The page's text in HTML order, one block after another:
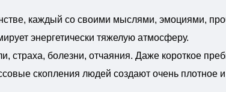
каждый со своими мыслями, эмоциями,
энергетически тяжелую атмосферу.
страха, болезни, отчаяния. Даже короткое
скопления людей создают очень плотное и